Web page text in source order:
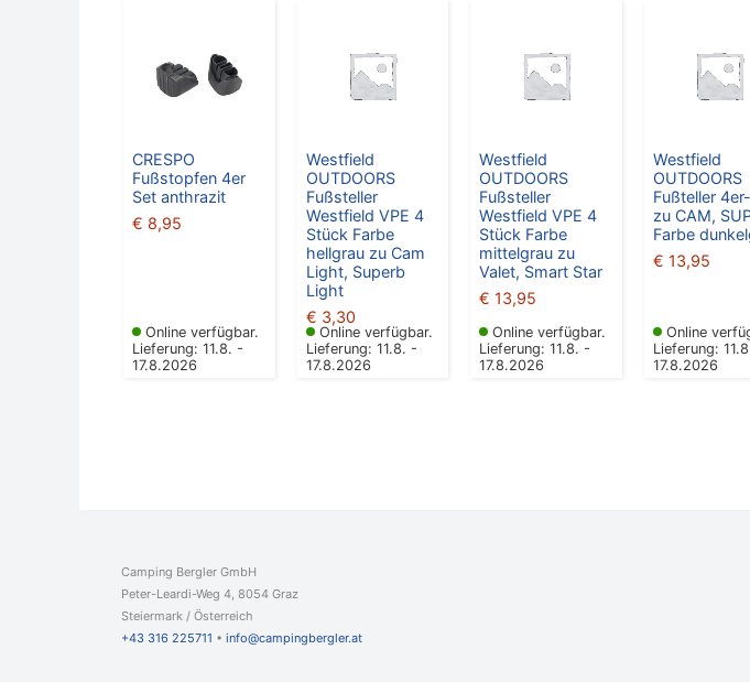
CRESPO
Fußstopfen 4er
Set anthrazit
€ 8,95
Online verfügbar.
Lieferung: 11.8. -
17.8.2026
Westfield
OUTDOORS
Fußsteller
Westfield VPE 4
Stück Farbe
hellgrau zu Cam
Light, Superb
Light
€ 3,30
Online verfügbar.
Lieferung: 11.8. -
17.8.2026
Westfield
OUTDOORS
Fußsteller
Westfield VPE 4
Stück Farbe
mittelgrau zu
Valet, Smart Star
€ 13,95
Online verfügbar.
Lieferung: 11.8. -
17.8.2026
Westfield
OUTDOORS
Fußteller
zu CAM,
Farbe
€ 13,95
Online
Lieferung:
17.8.2026
Camping Bergler GmbH
Peter-Leardi-Weg 4, 8054 Graz
Steiermark / Österreich​
+43 316 225711 ​ • info@campingbergler.at​